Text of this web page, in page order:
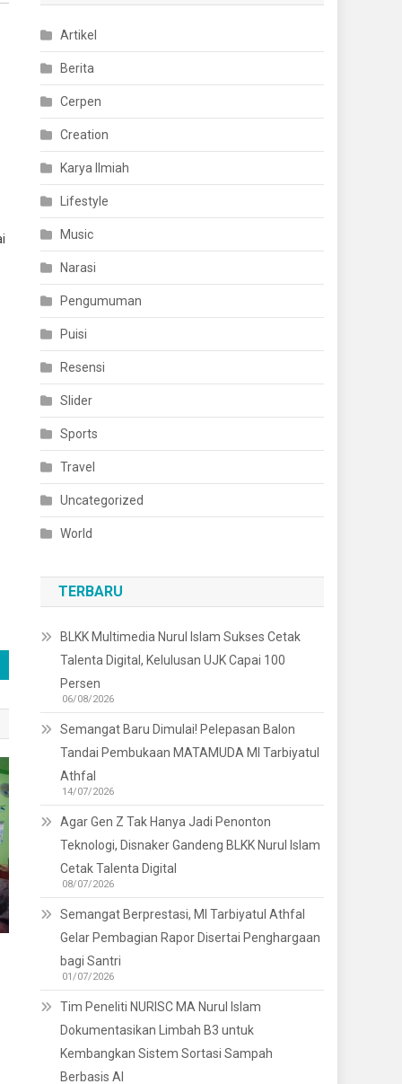
Artikel
Berita
Cerpen
Creation
Karya Ilmiah
Lifestyle
Music
Narasi
Pengumuman
Puisi
Resensi
Slider
Sports
Travel
Uncategorized
World
TERBARU
BLKK Multimedia Nurul Islam Sukses Cetak
Talenta Digital, Kelulusan UJK Capai 100
Persen
06/08/2026
Semangat Baru Dimulai! Pelepasan Balon
Tandai Pembukaan MATAMUDA MI Tarbiyatul
Athfal
14/07/2026
Agar Gen Z Tak Hanya Jadi Penonton
Teknologi, Disnaker Gandeng BLKK Nurul Islam
Cetak Talenta Digital
08/07/2026
Semangat Berprestasi, MI Tarbiyatul Athfal
Gelar Pembagian Rapor Disertai Penghargaan
bagi Santri
01/07/2026
Tim Peneliti NURISC MA Nurul Islam
Dokumentasikan Limbah B3 untuk
Kembangkan Sistem Sortasi Sampah
Berbasis AI